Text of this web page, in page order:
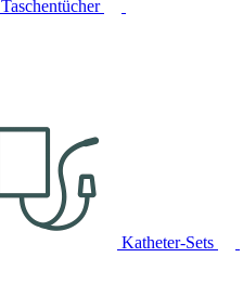
Taschentücher
Katheter-Sets